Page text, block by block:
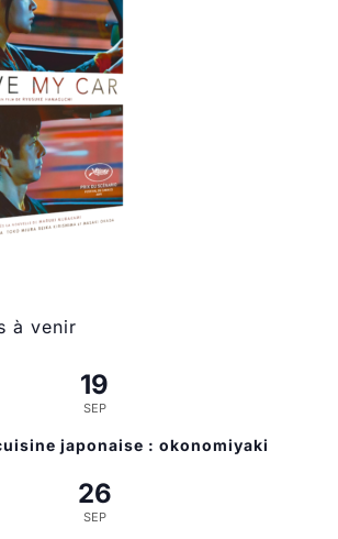
à venir
19
SEP
japonaise : okonomiyaki
26
SEP